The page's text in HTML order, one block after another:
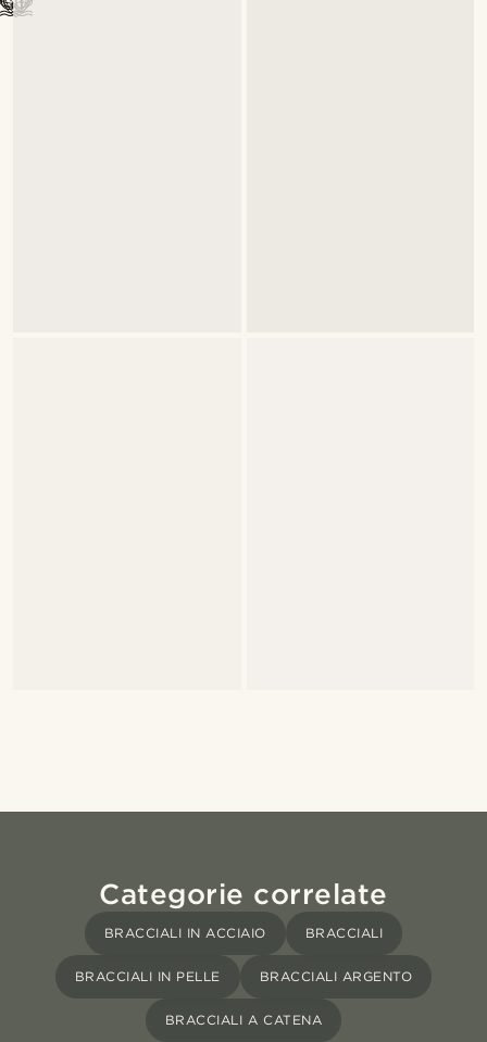
Categorie correlate
BRACCIALI IN ACCIAIO BRACCIALI
BRACCIALI IN PELLE BRACCIALI ARGENTO
BRACCIALI A CATENA